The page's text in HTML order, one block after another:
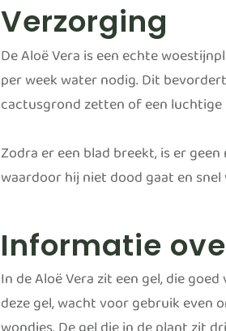
Verzorging
De Aloë Vera is een echte
per week water nodig. Dit
cactusgrond zetten of een
Zodra er een blad breekt, is er
waardoor hij niet dood gaat en
Informatie
In de Aloë Vera zit een gel, die
deze gel, wacht voor gebruik even